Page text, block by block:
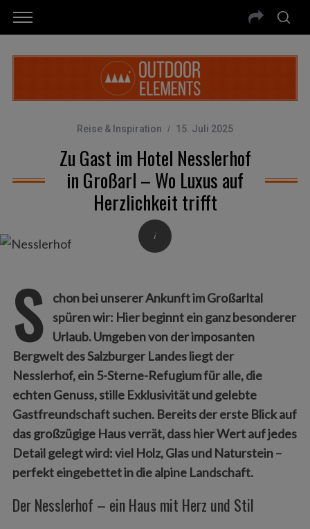
Reise & Inspiration 15. Juli 2025
Zu Gast im Hotel Nesslerhof
in Großarl – Wo Luxus auf
Herzlichkeit trifft
S
chon bei unserer Ankunft im Großarltal
spüren wir: Hier beginnt ein ganz besonderer
Urlaub. Umgeben von der imposanten
Bergwelt des Salzburger Landes liegt der
Nesslerhof, ein 5-Sterne-Refugium für alle, die
echten Genuss, stille Exklusivität und gelebte
Gastfreundschaft suchen. Bereits der erste Blick auf
das großzügige Haus verrät, dass hier Wert auf jedes
Detail gelegt wird: viel Holz, Glas und Naturstein –
perfekt eingebettet in die alpine Landschaft.
Der Nesslerhof – ein Haus mit Herz und Stil